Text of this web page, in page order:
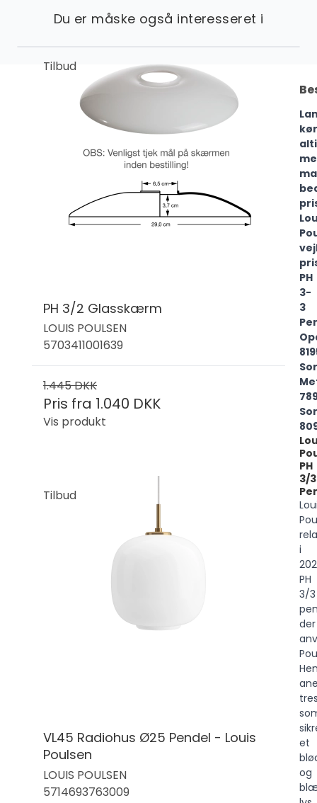
Du er måske også interesseret i
Tilbud
PH 3/2 Glasskærm
LOUIS POULSEN
5703411001639
1.445 DKK
Pris fra 1.040 DKK
Vis produkt
Tilbud
VL45 Radiohus Ø25 Pendel - Louis
Poulsen
LOUIS POULSEN
5714693763009
PH
3-
3
PH
3/3
i
PH
3/3
der
et
og